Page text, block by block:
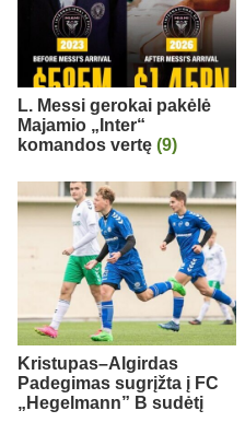
L. Messi gerokai pakėlė
Majamio „Inter“
komandos vertę (9)
Kristupas–Algirdas
Padegimas sugrįžta į FC
„Hegelmann” B sudėtį